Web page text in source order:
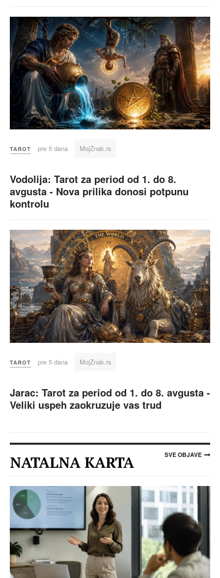
TAROT pre 5 dana MojZnak.rs
Vodolija: Tarot za period od 1. do 8.
avgusta - Nova prilika donosi potpunu
kontrolu
TAROT pre 5 dana MojZnak.rs
Jarac: Tarot za period od 1. do 8. avgusta -
Veliki uspeh zaokruzuje vas trud
NATALNA KARTA SVE OBJAVE